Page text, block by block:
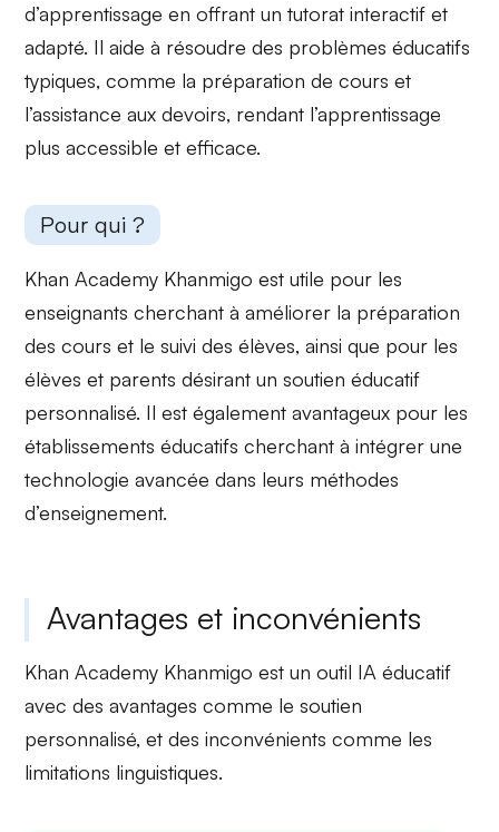
d’apprentissage en offrant un tutorat interactif et
adapté. Il aide à résoudre des problèmes éducatifs
typiques, comme la préparation de cours et
l’assistance aux devoirs, rendant l’apprentissage
plus accessible et efficace.
Pour qui ?
Khan Academy Khanmigo est utile pour les
enseignants cherchant à améliorer la préparation
des cours et le suivi des élèves, ainsi que pour les
élèves et parents désirant un soutien éducatif
personnalisé. Il est également avantageux pour les
établissements éducatifs cherchant à intégrer une
technologie avancée dans leurs méthodes
d’enseignement.
Avantages et inconvénients
Khan Academy Khanmigo est un outil IA éducatif
avec desavantages comme le soutien
personnalisé, et desinconvénients comme les
limitations linguistiques.